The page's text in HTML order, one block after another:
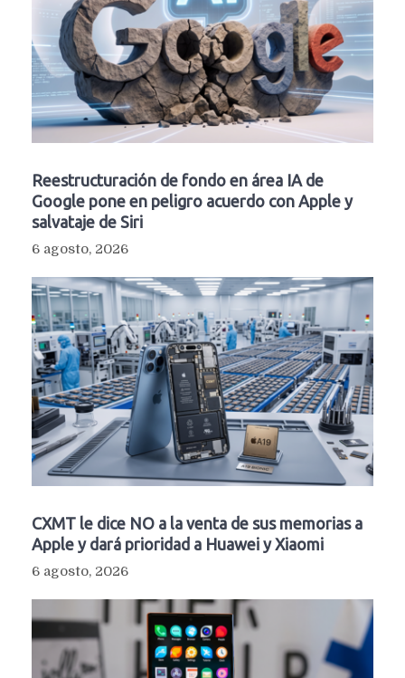
Reestructuración de fondo en área IA de
Google pone en peligro acuerdo con Apple y
salvataje de Siri
6 agosto, 2026
CXMT le dice NO a la venta de sus memorias a
Apple y dará prioridad a Huawei y Xiaomi
6 agosto, 2026